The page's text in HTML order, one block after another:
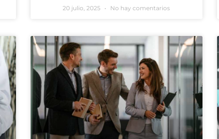
20 julio, 2025 No hay comentarios